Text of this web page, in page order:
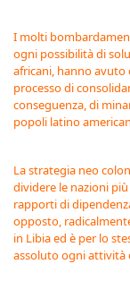
I molti
ogni possibilità di
africani, hanno
processo di
conseguenza, di
popoli latino
La strategia neo
dividere le nazioni
rapporti di
opposto,
in Libia ed è per lo
assoluto ogni attività